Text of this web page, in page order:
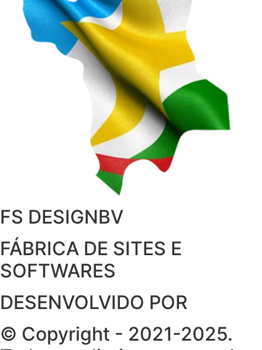
FS DESIGNBV
FÁBRICA DE SITES E
SOFTWARES
DESENVOLVIDO POR
© Copyright - 2021-2025.